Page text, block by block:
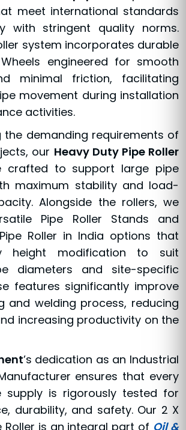
meet international standards
with stringent quality norms.
system incorporates durable
engineered for smooth
minimal friction, facilitating
movement during installation
activities.
the demanding requirements of
our Heavy Duty Pipe Roller
crafted to support large pipe
maximum stability and load-
Alongside the rollers, we
Pipe Roller Stands and
Roller in India options that
height modification to suit
diameters and site-specific
features significantly improve
and welding process, reducing
increasing productivity on the
’s dedication as an Industrial
ensures that every
supply is rigorously tested for
durability, and safety. Our 2 X
Roller is an integral part of Oil &